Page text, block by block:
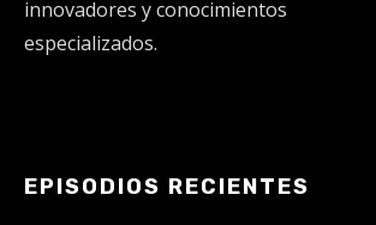
innovadores y conocimientos
especializados.
EPISODIOS RECIENTES